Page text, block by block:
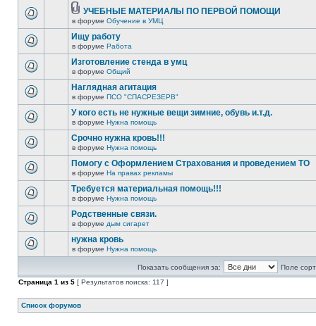
УЧЕБНЫЕ МАТЕРИАЛЫ ПО ПЕРВОЙ ПОМОЩИ
в форуме Обучение в УМЦ
Ищу работу
в форуме Работа
Изготовление стенда в умц
в форуме Общий
Наглядная агитация
в форуме ПСО "СПАСРЕЗЕРВ"
У кого есть не нужные вещи зимние, обувь и.т.д.
в форуме Нужна помощь
Срочно нужна кровь!!!
в форуме Нужна помощь
Помогу с Оформлением Страхования и проведением ТО
в форуме На правах рекламы
Требуется материальная помощь!!!
в форуме Нужна помощь
Родственные связи.
в форуме дым сигарет
нужна кровь
в форуме Нужна помощь
Показать сообщения за:
Поле
Страница 1 из 5 [ Результатов поиска: 117 ]
Список форумов